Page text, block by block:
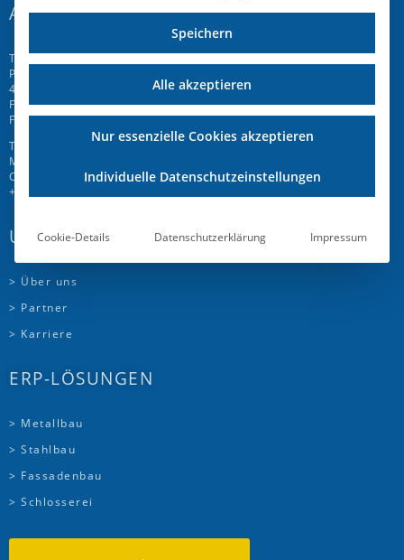
ADRESSE
T.A.Project GmbH
Prinz-Friedrich-Str. 28 C
45257 Essen
Fon+49 201 946 005 7-0
Fax +49 201 946 005 7-50
T.A.Project Swiss AG
Mattenweg 6
CH-5504 Othmarsingen
+41 58 510 72 00
UNTERNEHMEN
> Über uns
> Partner
> Karriere
ERP-LÖSUNGEN
> Metallbau
> Stahlbau
> Fassadenbau
> Schlosserei
Speichern
Alle akzeptieren
Nur essenzielle Cookies akzeptieren
Individuelle Datenschutzeinstellungen
Cookie-Details Datenschutzerklärung Impressum